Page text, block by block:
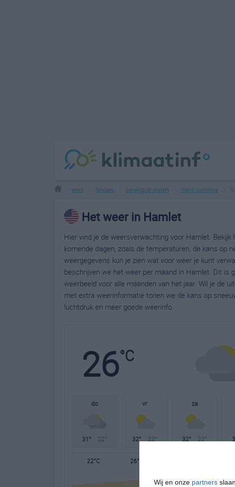
Wij en onze partners
weer landen verenigde staten north carolina
Het weer in Hamlet
Hier vind je de weersverwachting voor Hamlet.
komende dagen, zoals de temperaturen, de kans op
weergegevens kun je zien wat voor weer je kunt
beschrijven we het weer per maand in Hamlet. Dit is
weerbeeld voor alle maanden van het jaar. Wil je de
met extra weerinformatie tonen we de kans op
luchtdruk en meer goede weerinfo.
26°C
do
31° 22°
vr
32° 22°
za
32° 22°
22°C 26°C